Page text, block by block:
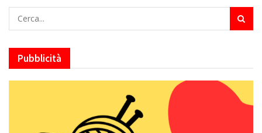
Pubblicità